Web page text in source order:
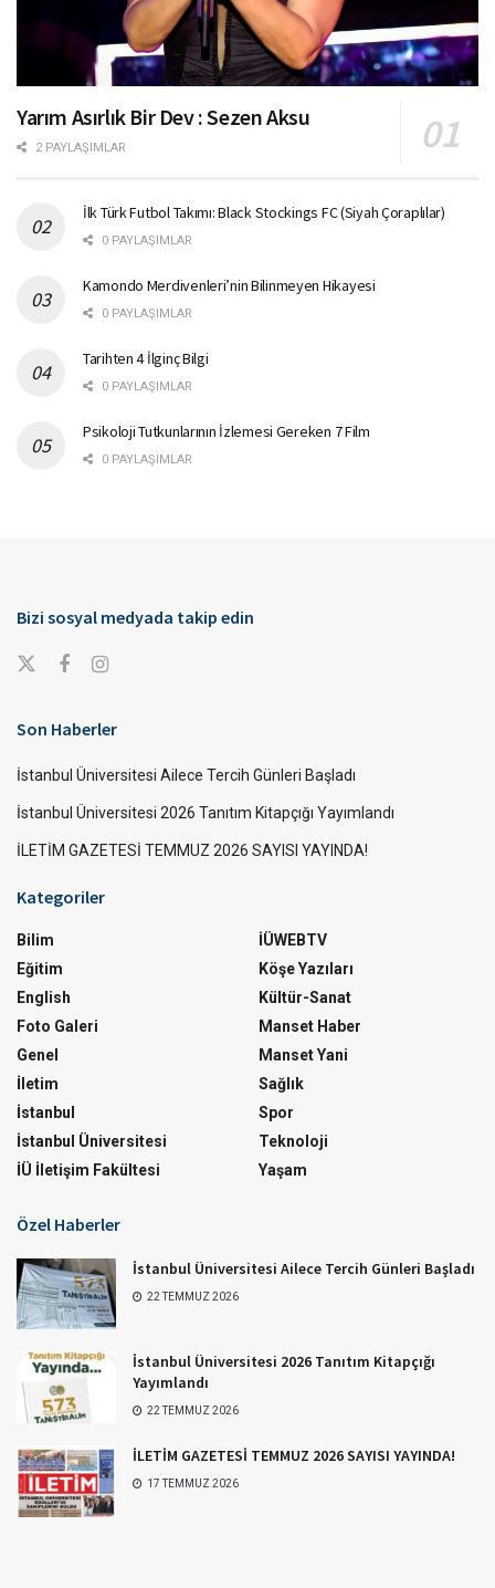
Yarım Asırlık Bir Dev : Sezen Aksu
2 PAYLAŞIMLAR
İlk Türk Futbol Takımı: Black Stockings FC (Siyah Çoraplılar)
0 PAYLAŞIMLAR
Kamondo Merdivenleri’nin Bilinmeyen Hikayesi
0 PAYLAŞIMLAR
Tarihten 4 İlginç Bilgi
0 PAYLAŞIMLAR
Psikoloji Tutkunlarının İzlemesi Gereken 7 Film
0 PAYLAŞIMLAR
Bizi sosyal medyada takip edin
Son Haberler
İstanbul Üniversitesi Ailece Tercih Günleri Başladı
İstanbul Üniversitesi 2026 Tanıtım Kitapçığı Yayımlandı
İLETİM GAZETESİ TEMMUZ 2026 SAYISI YAYINDA!
Kategoriler
Bilim
Eğitim
English
Foto Galeri
Genel
İletim
İstanbul
İstanbul Üniversitesi
İÜ İletişim Fakültesi
İÜWEBTV
Köşe Yazıları
Kültür-Sanat
Manset Haber
Manset Yani
Sağlık
Spor
Teknoloji
Yaşam
Özel Haberler
İstanbul Üniversitesi Ailece Tercih Günleri Başladı
22 TEMMUZ 2026
İstanbul Üniversitesi 2026 Tanıtım Kitapçığı
Yayımlandı
22 TEMMUZ 2026
İLETİM GAZETESİ TEMMUZ 2026 SAYISI YAYINDA!
17 TEMMUZ 2026